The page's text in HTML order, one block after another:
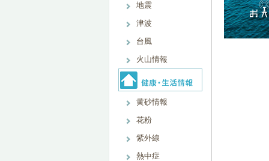
地震
津波
台風
火山情報
黄砂情報
花粉
紫外線
熱中症